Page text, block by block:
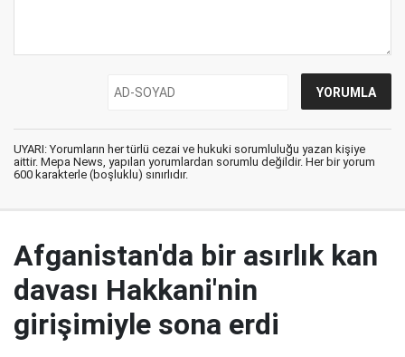
UYARI: Yorumların her türlü cezai ve hukuki sorumluluğu yazan kişiye
aittir. Mepa News, yapılan yorumlardan sorumlu değildir. Her bir yorum
600 karakterle (boşluklu) sınırlıdır.
Afganistan'da bir asırlık kan
davası Hakkani'nin
girişimiyle sona erdi